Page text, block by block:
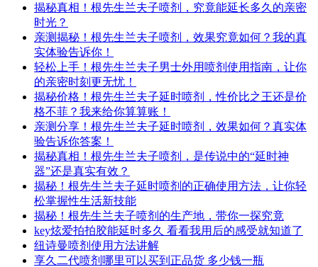
揭秘真相！根先生兰夫子喷剂，究竟能延长多久的亲密
时光？
亲测揭秘！根先生兰夫子喷剂，效果究竟如何？我的真
实体验告诉你！
轻松上手！根先生兰夫子男士外用喷剂使用指南，让你
的亲密时刻更无忧！
揭秘价格！根先生兰夫子延时喷剂，性价比之王还是价
格不菲？我来给你算算账！
亲测分享！根先生兰夫子延时喷剂，效果如何？真实体
验告诉你答案！
揭秘真相！根先生兰夫子喷剂，是传说中的“延时神
器”还是真实有效？
揭秘！根先生兰夫子延时喷剂的正确使用方法，让你轻
松掌握性生活新技能
揭秘！根先生兰夫子喷剂的生产地，带你一探究竟
key炫爱拍拍胶能延时多久 看看我用后的感受就知道了
纽诗曼喷剂使用方法讲解
享久二代喷剂哪里可以买到正品货 多少钱一瓶